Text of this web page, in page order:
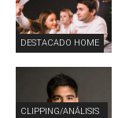
DESTACADO HOME
CLIPPING/ANÁLISIS